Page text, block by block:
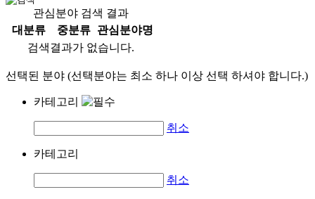
관심분야 검색 결과
대분류
중분류
관심분야명
검색결과가 없습니다.
선택된 분야 (선택분야는 최소 하나 이상 선택 하셔야 합니다.)
카테고리
취소
카테고리
취소